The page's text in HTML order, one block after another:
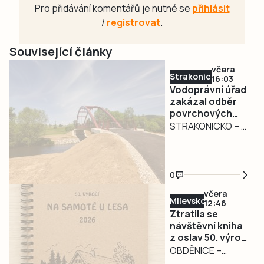
Pro přidávání komentářů je nutné se přihlásit
/registrovat.
Související články
Strakonicko
včera
16:03
Vodoprávní úřad
zakázal odběr
povrchových
vod na
STRAKONICKO – V
hydrologické
podmínky vydal
Městský úřad
Strakonice
opatření obecné
povahy, kterým
dočasně omezuje
0
Milevsko
včera
12:46
Ztratila se
návštěvní kniha
z oslav 50. výročí
filmu Na samotě
OBDĚNICE –